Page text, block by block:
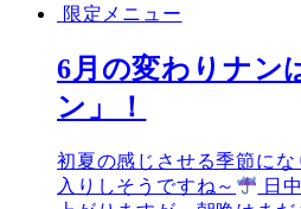
限定メニュー
6月の変わりナン
ン」！
初夏の感じさせる季節に
入りしそうですね～
日